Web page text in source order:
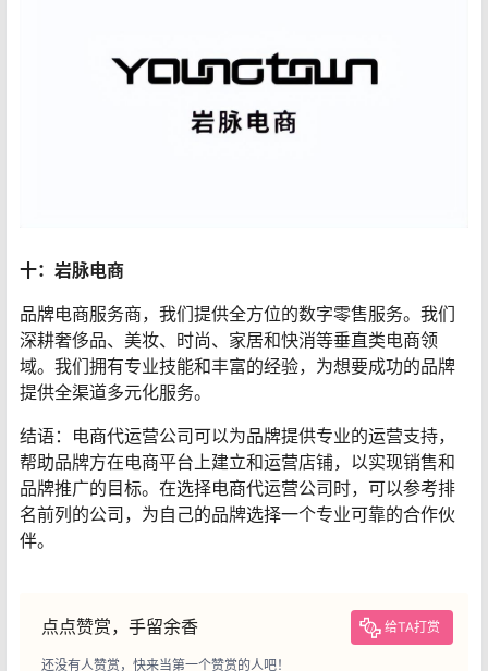
十：岩脉电商
品牌电商服务商，我们提供全方位的数字零售服务。我们
深耕奢侈品、美妆、时尚、家居和快消等垂直类电商领
域。我们拥有专业技能和丰富的经验，为想要成功的品牌
提供全渠道多元化服务。
结语：电商代运营公司可以为品牌提供专业的运营支持，
帮助品牌方在电商平台上建立和运营店铺，以实现销售和
品牌推广的目标。在选择电商代运营公司时，可以参考排
名前列的公司，为自己的品牌选择一个专业可靠的合作伙
伴。
点点赞赏，手留余香 给TA打赏
还没有人赞赏，快来当第一个赞赏的人吧！